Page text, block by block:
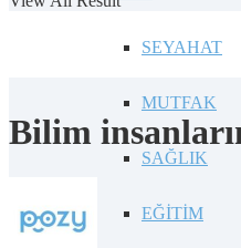
SEYAHAT
MUTFAK
SAĞLIK
EĞİTİM
Bilim